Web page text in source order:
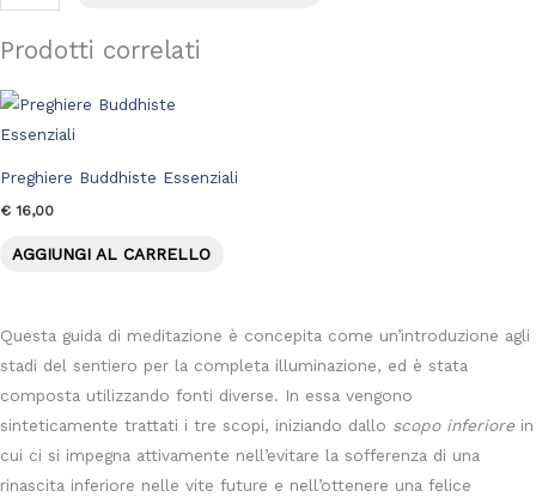
Prodotti correlati
Preghiere Buddhiste Essenziali
€ 16,00
AGGIUNGI AL CARRELLO
Questa guida di meditazione è concepita come un’introduzione agli
stadi del sentiero per la completa illuminazione, ed è stata
composta utilizzando fonti diverse. In essa vengono
sinteticamente trattati i tre scopi, iniziando dallo scopo inferiore in
cui ci si impegna attivamente nell’evitare la sofferenza di una
rinascita inferiore nelle vite future e nell’ottenere una felice